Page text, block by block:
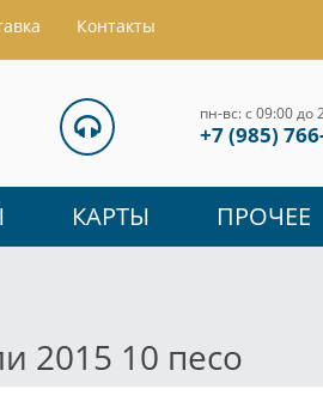
Контакты
пн-вс: с 09:00 до
+7 (985)
КАРТЫ ПРОЧЕЕ
2015 10 песо